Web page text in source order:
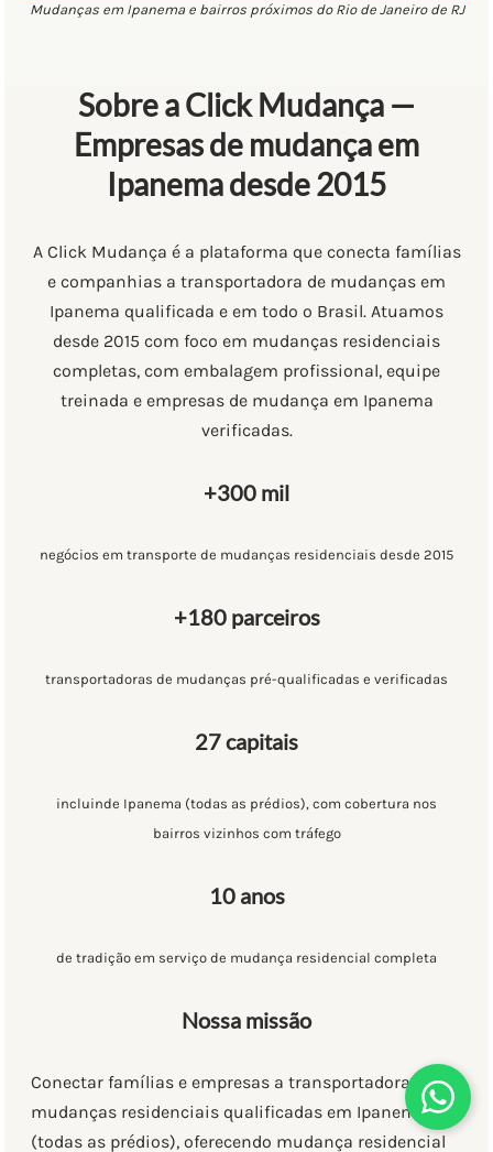
Mudanças em Ipanema e bairros próximos do Rio de Janeiro de RJ
Sobre a Click Mudança —
Empresas de mudança em
Ipanema desde 2015
A Click Mudança é a plataforma que conecta famílias
e companhias a transportadora de mudanças em
Ipanema qualificada e em todo o Brasil. Atuamos
desde 2015 com foco em mudanças residenciais
completas, com embalagem profissional, equipe
treinada e empresas de mudança em Ipanema
verificadas.
+300 mil
negócios em transporte de mudanças residenciais desde 2015
+180 parceiros
transportadoras de mudanças pré-qualificadas e verificadas
27 capitais
incluinde Ipanema (todas as prédios), com cobertura nos
bairros vizinhos com tráfego
10 anos
de tradição em serviço de mudança residencial completa
Nossa missão
Conectar famílias e empresas a transportadoras de
mudanças residenciais qualificadas em Ipanema
(todas as prédios), oferecendo mudança residencial